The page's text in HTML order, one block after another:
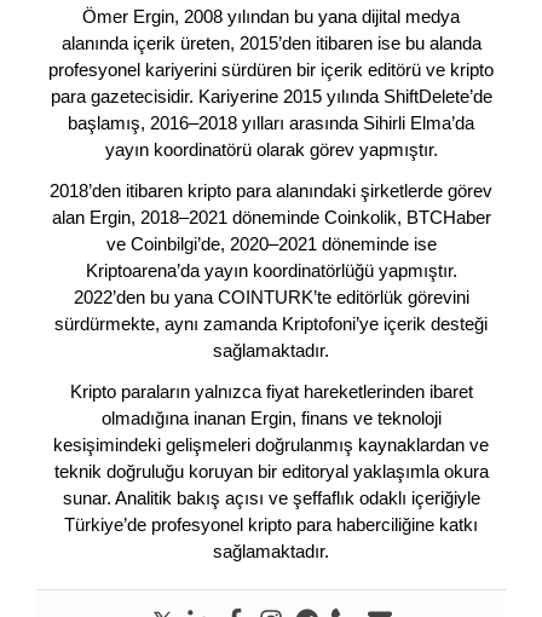
Ömer Ergin, 2008 yılından bu yana dijital medya
alanında içerik üreten, 2015’den itibaren ise bu alanda
profesyonel kariyerini sürdüren bir içerik editörü ve kripto
para gazetecisidir. Kariyerine 2015 yılında ShiftDelete’de
başlamış, 2016–2018 yılları arasında Sihirli Elma’da
yayın koordinatörü olarak görev yapmıştır.
2018’den itibaren kripto para alanındaki şirketlerde görev
alan Ergin, 2018–2021 döneminde Coinkolik, BTCHaber
ve Coinbilgi’de, 2020–2021 döneminde ise
Kriptoarena’da yayın koordinatörlüğü yapmıştır.
2022’den bu yana COINTURK’te editörlük görevini
sürdürmekte, aynı zamanda Kriptofoni’ye içerik desteği
sağlamaktadır.
Kripto paraların yalnızca fiyat hareketlerinden ibaret
olmadığına inanan Ergin, finans ve teknoloji
kesişimindeki gelişmeleri doğrulanmış kaynaklardan ve
teknik doğruluğu koruyan bir editoryal yaklaşımla okura
sunar. Analitik bakış açısı ve şeffaflık odaklı içeriğiyle
Türkiye’de profesyonel kripto para haberciliğine katkı
sağlamaktadır.